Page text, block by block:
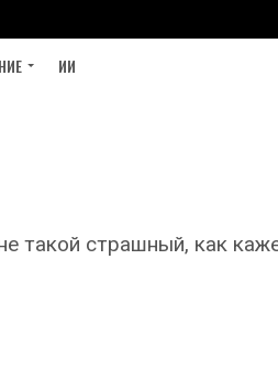
ИИ
такой страшный, как